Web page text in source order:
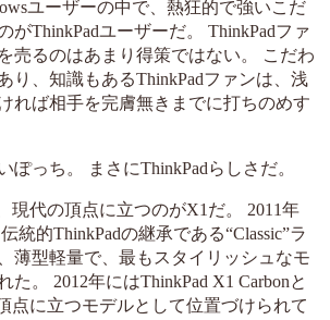
ユーザーの中で、熱狂的で強いこだ
がThinkPadユーザーだ。 ThinkPadファ
売るのはあまり得策ではない。 こだわ
り、知識もあるThinkPadファンは、浅
れば相手を完膚無きまでに打ちのめす
ぽっち。 まさにThinkPadらしさだ。
現代の頂点に立つのがX1だ。 2011年
統的ThinkPadの継承である“Classic”ラ
薄型軽量で、最もスタイリッシュなモ
た。 2012年にはThinkPad X1 Carbonと
点に立つモデルとして位置づけられて